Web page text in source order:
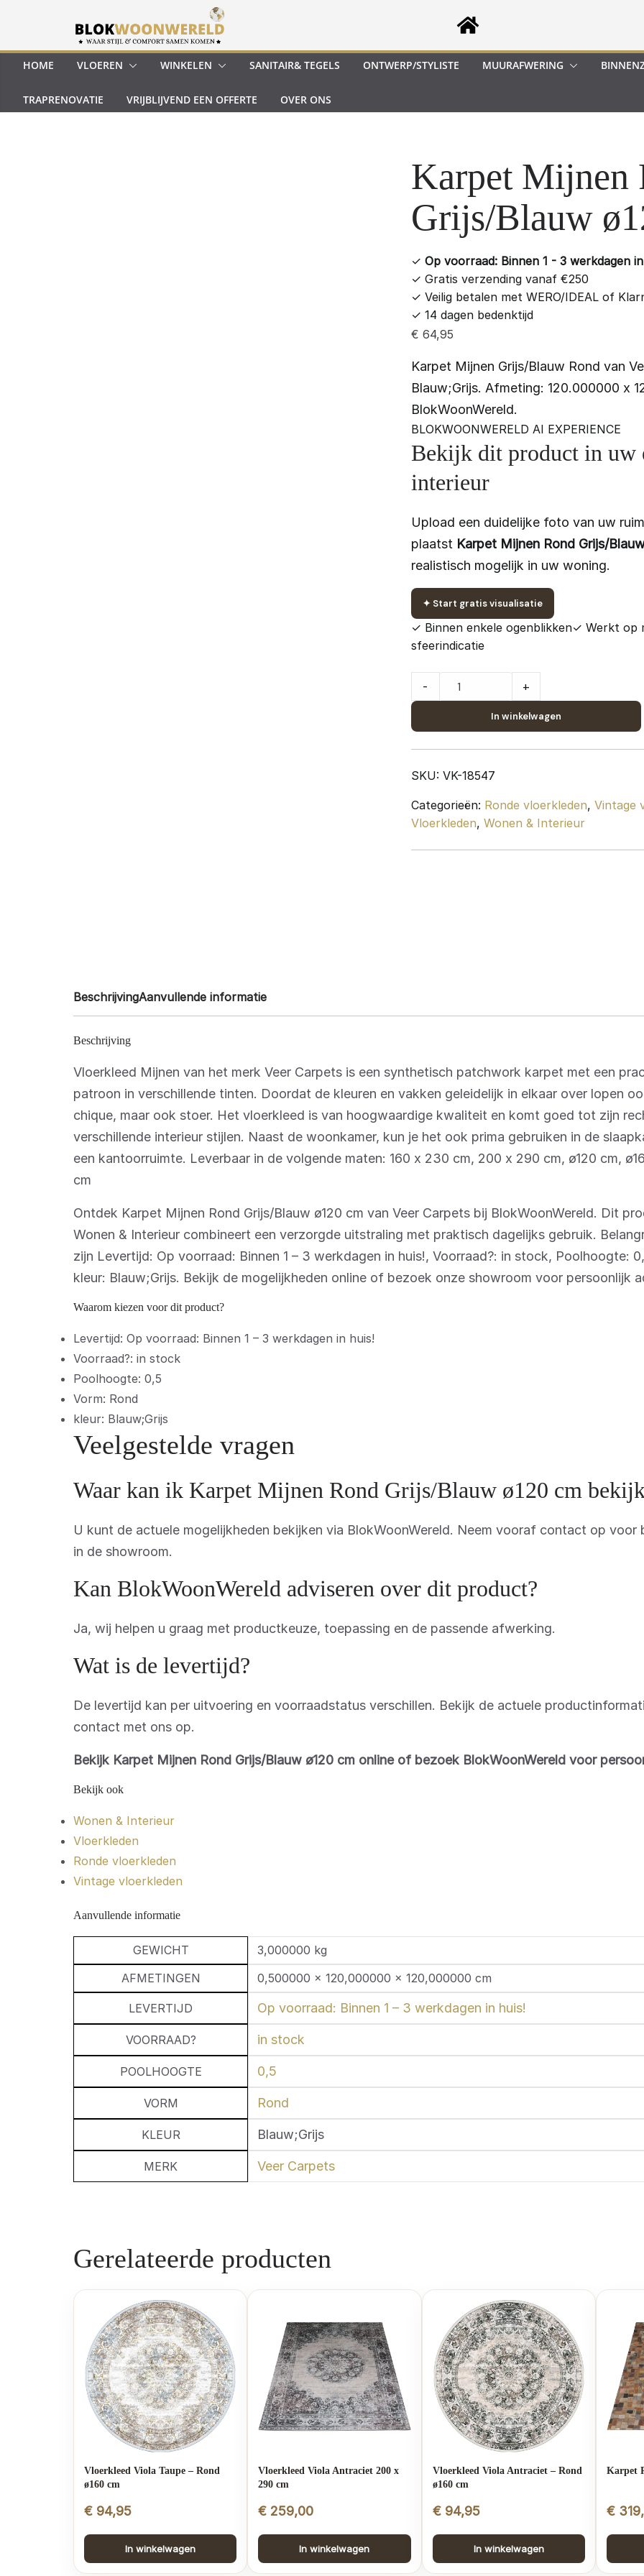
inhoudHOME VLOEREN WINKELEN SANITAIR& TEGELS ONTWERP/STYLISTE MUURAFWERING
TRAPRENOVATIE VRIJBLIJVEND EEN OFFERTE OVER ONS
Karpet Mijnen
Grijs/Blauw
✓ Op voorraad: Binnen 1 - 3 werkdagen
✓ Gratis verzending vanaf €250
✓ Veilig betalen met WERO/IDEAL of
✓ 14 dagen bedenktijd
€ 64,95
Karpet Mijnen Grijs/Blauw Rond van
Blauw;Grijs. Afmeting: 120.000000 x
BlokWoonWereld.
BLOKWOONWERELD AI EXPERIENCE
Bekijk dit product in uw
interieur
Upload een duidelijke foto van uw
plaatst Karpet Mijnen Rond Grijs/
realistisch mogelijk in uw woning.
✦ Start gratis visualisatie
✓ Binnen enkele ogenblikken✓ Werkt op
sfeerindicatie
Mijnen
Grijs/Blauw
ø120
cm
- +
In winkelwagen
SKU: VK-18547
Categorieën: Ronde vloerkleden, Vintage
Vloerkleden, Wonen & Interieur
BeschrijvingAanvullende informatie
Beschrijving
Vloerkleed Mijnen van het merk Veer Carpets is een synthetisch patchwork karpet met een
patroon in verschillende tinten. Doordat de kleuren en vakken geleidelijk in elkaar over lopen
chique, maar ook stoer. Het vloerkleed is van hoogwaardige kwaliteit en komt goed tot zijn
verschillende interieur stijlen. Naast de woonkamer, kun je het ook prima gebruiken in de
een kantoorruimte. Leverbaar in de volgende maten: 160 x 230 cm, 200 x 290 cm, ø120 cm,
cm
Ontdek Karpet Mijnen Rond Grijs/Blauw ø120 cm van Veer Carpets bij BlokWoonWereld. Dit
Wonen & Interieur combineert een verzorgde uitstraling met praktisch dagelijks gebruik.
zijn Levertijd: Op voorraad: Binnen 1 – 3 werkdagen in huis!, Voorraad?: in stock, Poolhoogte:
kleur: Blauw;Grijs. Bekijk de mogelijkheden online of bezoek onze showroom voor persoonlijk
Waarom kiezen voor dit product?
Levertijd: Op voorraad: Binnen 1 – 3 werkdagen in huis!
Voorraad?: in stock
Poolhoogte: 0,5
Vorm: Rond
kleur: Blauw;Grijs
Veelgestelde vragen
Waar kan ik Karpet Mijnen Rond Grijs/Blauw ø120 cm
U kunt de actuele mogelijkheden bekijken via BlokWoonWereld. Neem vooraf contact op voor
in de showroom.
Kan BlokWoonWereld adviseren over dit product?
Ja, wij helpen u graag met productkeuze, toepassing en de passende afwerking.
Wat is de levertijd?
De levertijd kan per uitvoering en voorraadstatus verschillen. Bekijk de actuele
contact met ons op.
Bekijk Karpet Mijnen Rond Grijs/Blauw ø120 cm online of bezoek BlokWoonWereld voor
Bekijk ook
Wonen & Interieur
Vloerkleden
Ronde vloerkleden
Vintage vloerkleden
Aanvullende informatie
GEWICHT
3,000000 kg
AFMETINGEN
0,500000 × 120,000000 × 120,000000 cm
LEVERTIJD Op voorraad: Binnen 1 – 3 werkdagen in huis!
VOORRAAD? in stock
POOLHOOGTE 0,5
VORM Rond
KLEUR Blauw;Grijs
MERK Veer Carpets
Gerelateerde producten
Vloerkleed Viola Taupe – Rond
ø160 cm
€ 94,95
In winkelwagen
Vloerkleed Viola Antraciet 200 x
290 cm
€ 259,00
In winkelwagen
Vloerkleed Viola Antraciet – Rond
ø160 cm
€94,95
In winkelwagen
Karpet
€